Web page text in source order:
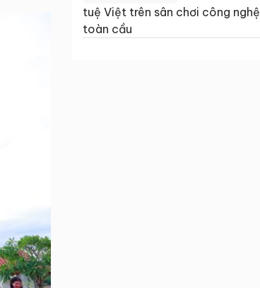
tuệ Việt trên sân chơi công nghệ
toàn cầu